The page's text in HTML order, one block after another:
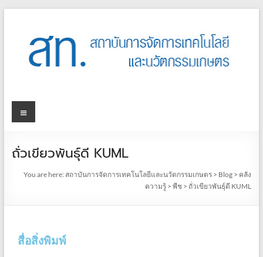
ถั่วเขียวพันธุ์ดี KUML
You are here: สถาบันการจัดการเทคโนโลยีและนวัตกรรมเกษตร > Blog > คลัง
ความรู้ >พืช > ถั่วเขียวพันธุ์ดี KUML
สื่อสิ่งพิมพ์